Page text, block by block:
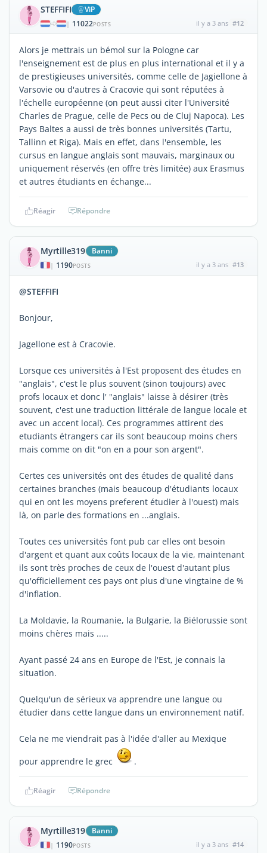
STEFFIFI ViP
| 11022POSTS il y a 3 ans #12
Alors je mettrais un bémol sur la Pologne car
l'enseignement est de plus en plus international et il y a
de prestigieuses universités, comme celle de Jagiellone à
Varsovie ou d'autres à Cracovie qui sont réputées à
l'échelle européenne (on peut aussi citer l'Université
Charles de Prague, celle de Pecs ou de Cluj Napoca). Les
Pays Baltes a aussi de très bonnes universités (Tartu,
Tallinn et Riga). Mais en effet, dans l'ensemble, les
cursus en langue anglais sont mauvais, marginaux ou
uniquement réservés (en offre très limitée) aux Erasmus
et autres étudiants en échange...
Réagir Répondre
Myrtille319 Banni
| 1190POSTS il y a 3 ans #13
@STEFFIFI
Bonjour,
Jagellone est à Cracovie.
Lorsque ces universités à l'Est proposent des études en
"anglais", c'est le plus souvent (sinon toujours) avec
profs locaux et donc l' "anglais" laisse à désirer (très
souvent, c'est une traduction littérale de langue locale et
avec un accent local). Ces programmes attirent des
etudiants étrangers car ils sont beaucoup moins chers
mais comme on dit "on en a pour son argent".
Certes ces universités ont des études de qualité dans
certaines branches (mais beaucoup d'étudiants locaux
qui en ont les moyens preferent étudier à l'ouest) mais
là, on parle des formations en ...anglais.
Toutes ces universités font pub car elles ont besoin
d'argent et quant aux coûts locaux de la vie, maintenant
ils sont très proches de ceux de l'ouest d'autant plus
qu'officiellement ces pays ont plus d'une vingtaine de %
d'inflation.
La Moldavie, la Roumanie, la Bulgarie, la Biélorussie sont
moins chères mais .....
Ayant passé 24 ans en Europe de l'Est, je connais la
situation.
Quelqu'un de sérieux va apprendre une langue ou
étudier dans cette langue dans un environnement natif.
Cela ne me viendrait pas à l'idée d'aller au Mexique
pour apprendre le grec
.
Réagir Répondre
Myrtille319 Banni
| 1190POSTS il y a 3 ans #14